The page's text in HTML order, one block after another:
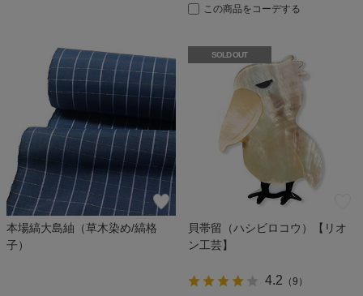
この商品をコーデする
本場縞大島紬（草木染め/縞格
子）
SOLD OUT
貝帯留（ハシビロコウ）【リオ
ン工芸】
4.2 （9 ）